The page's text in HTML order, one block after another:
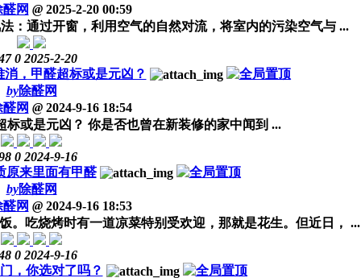
醛网 @2025-2-20 00:59
：通过开窗，利用空气的自然对流，将室内的污染空气与 ...
0 2025-2-20
，甲醛超标或是元凶？
by除醛网
醛网 @2024-9-16 18:54
或是元凶？ 你是否也曾在新装修的家中闻到 ...
0 2024-9-16
原来里面有甲醛
by除醛网
醛网 @2024-9-16 18:53
。吃烧烤时有一道凉菜特别受欢迎，那就是花生。但近日， ...
0 2024-9-16
，你选对了吗？